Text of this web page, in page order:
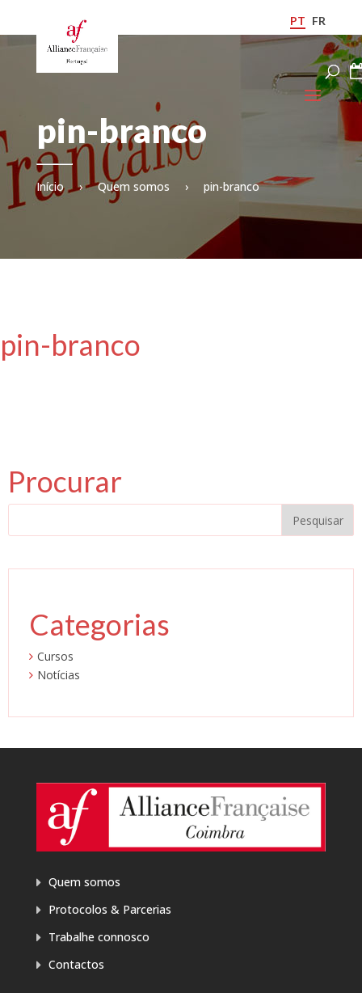
PT FR
pin-branco
Início › Quem somos › pin-branco
pin-branco
Procurar
Categorias
Cursos
Notícias
Quem somos
Protocolos & Parcerias
Trabalhe connosco
Contactos